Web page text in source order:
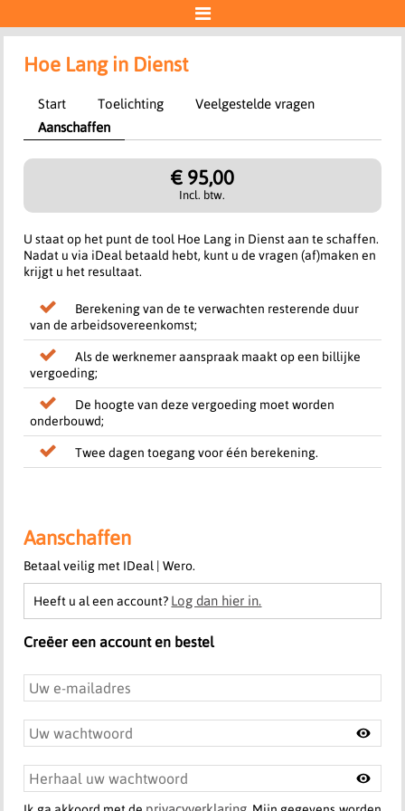

Account
"Ideal | Wero"-betaling
Aan de slag
Hoe Lang in Dienst
Start Toelichting
Veelgestelde vragen
Aanschaffen
€ 95,00
Incl. btw.
U staat op het punt de tool Hoe Lang in Dienst aan te schaffen.
Nadat u via iDeal betaald hebt, kunt u de vragen (af)maken en
krijgt u het resultaat.
Berekening van de te verwachten resterende duur
van de arbeidsovereenkomst;
Als de werknemer aanspraak maakt op een billijke
vergoeding;
De hoogte van deze vergoeding moet worden
onderbouwd;
Twee dagen toegang voor één berekening.
Aanschaffen
Betaal veilig met IDeal | Wero.
Heeft u al een account? Log dan hier in.
Creëer een account en bestel